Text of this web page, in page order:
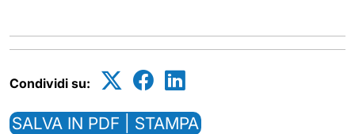
Condividi su:
SALVA IN PDF | STAMPA